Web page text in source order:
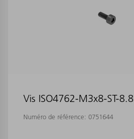
Vis ISO4762-M3x8-ST-8.8
Numéro de référence: 0751644